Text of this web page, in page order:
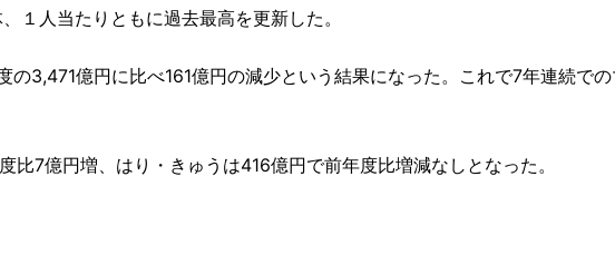
１人当たりともに過去最高を更新した。
3,471億円に比べ161億円の減少という結果になった。これで7年連続で
7億円増、はり・きゅうは416億円で前年度比増減なしとなった。